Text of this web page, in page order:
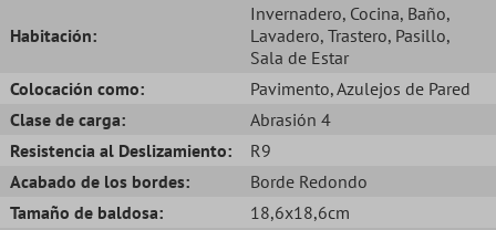
Habitación:
Invernadero, Cocina, Baño,
Lavadero, Trastero, Pasillo,
Sala de Estar
Colocación como:
Pavimento, Azulejos de Pared
Clase de carga:
Abrasión 4
Resistencia al Deslizamiento:
R9
Acabado de los bordes:
Borde Redondo
Tamaño de baldosa:
18,6x18,6cm